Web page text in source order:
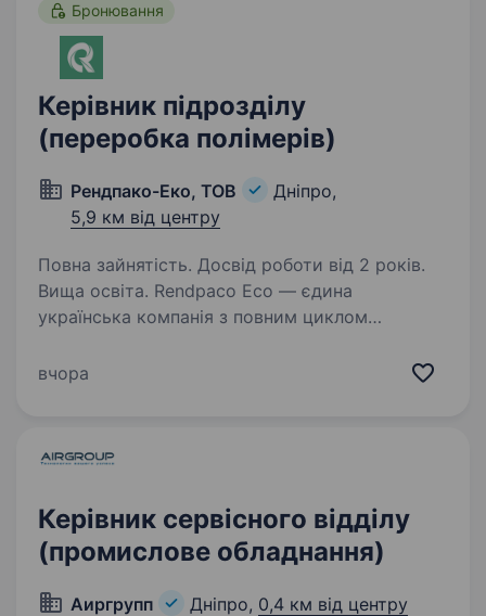
Бронювання
Керівник підрозділу
(переробка полімерів)
Рендпако-Еко, ТОВ
Дніпро,
5,9 км від центру
Повна зайнятість. Досвід роботи від 2 років.
Вища освіта. Rendpaco Eco — єдина
українська компанія з повним циклом
сировини до готової сумки з будь-яким
зробити…
вчора
Керівник сервісного відділу
(промислове обладнання)
Аиргрупп Дніпро, 0,4 км від центру